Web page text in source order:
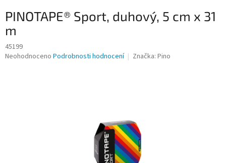
PINOTAPE® Sport, duhový, 5 cm x 31
m
45199
Průměrné
Neohodnoceno Podrobnosti hodnocení Značka: Pino